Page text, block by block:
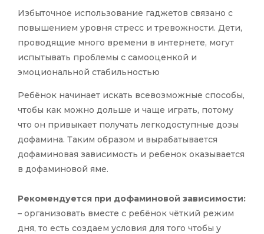
Избыточное использование гаджетов связано с
повышением уровня стресс и тревожности. Дети,
проводящие много времени в интернете, могут
испытывать проблемы с самооценкой и
эмоциональной стабильностью
Ребёнок начинает искать всевозможные способы,
чтобы как можно дольше и чаще играть, потому
что он привыкает получать легкодоступные дозы
дофамина. Таким образом и вырабатывается
дофаминовая зависимость и ребенок оказывается
в дофаминовой яме.
Рекомендуется при дофаминовой зависимости:
– организовать вместе с ребёнок чёткий режим
дня, то есть создаем условия для того чтобы у